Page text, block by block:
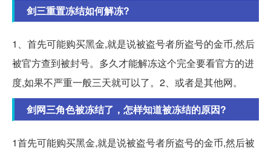
剑三重置冻结如何解冻?
1、首先可能购买黑金,就是说被盗号者所盗号的金币,然后
被官方查到被封号。多久才能解冻这个完全要看官方的进
度,如果不严重一般三天就可以了。2、或者是其他网。
剑网三角色被冻结了，怎样知道被冻结的原因?
1首先可能购买黑金,就是说被盗号者所盗号的金币,然后被